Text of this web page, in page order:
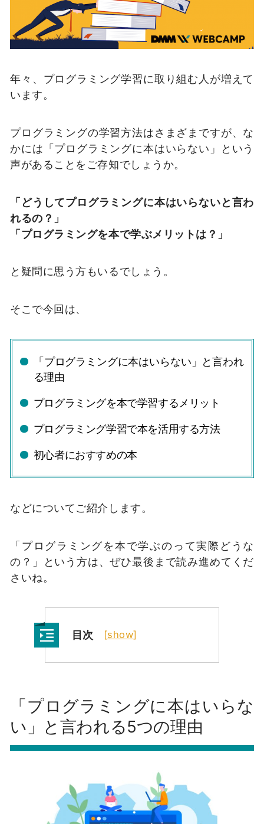
年々、プログラミング学習に取り組む人が増えて
います。
プログラミングの学習方法はさまざまですが、な
かには「プログラミングに本はいらない」という
声があることをご存知でしょうか。
「どうしてプログラミングに本はいらないと言わ
れるの？」
「プログラミングを本で学ぶメリットは？」
と疑問に思う方もいるでしょう。
そこで今回は、
「プログラミングに本はいらない」と言われ
る理由
プログラミングを本で学習するメリット
プログラミング学習で本を活用する方法
初心者におすすめの本
などについてご紹介します。
「プログラミングを本で学ぶのって実際どうな
の？」という方は、ぜひ最後まで読み進めてくだ
さいね。
目次 [show]
「プログラミングに本はいらな
い」と言われる5つの理由